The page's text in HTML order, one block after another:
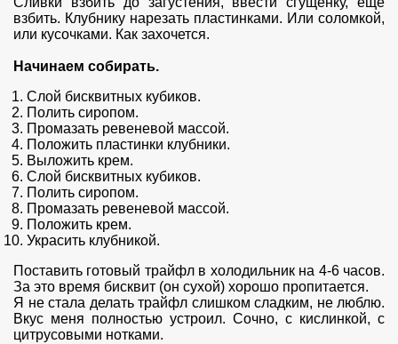
взбить. Клубнику нарезать пластинками. Или соломкой,
или кусочками. Как захочется.
Начинаем собирать.
Слой бисквитных кубиков.
Полить сиропом.
Промазать ревеневой массой.
Положить пластинки клубники.
Выложить крем.
Слой бисквитных кубиков.
Полить сиропом.
Промазать ревеневой массой.
Положить крем.
Украсить клубникой.
Поставить готовый трайфл в холодильник на 4-6 часов.
За это время бисквит (он сухой) хорошо пропитается.
Я не стала делать трайфл слишком сладким, не люблю.
Вкус меня полностью устроил. Сочно, с кислинкой, с
цитрусовыми нотками.